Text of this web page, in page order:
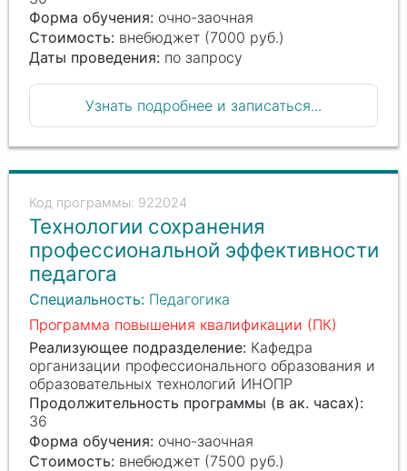
Форма обучения: очно-заочная
Стоимость: внебюджет (7000 руб.)
Даты проведения: по запросу
Узнать подробнее и записаться...
922024
Технологии сохранения
профессиональной эффективности
педагога
Специальность: Педагогика
Программа повышения квалификации (ПК)
Реализующее подразделение: Кафедра
организации профессионального образования и
образовательных технологий ИНОПР
Продолжительность программы (в ак. часах):
36
Форма обучения: очно-заочная
Стоимость: внебюджет (7500 руб.)